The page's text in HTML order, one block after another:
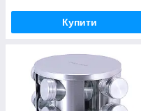
Купити